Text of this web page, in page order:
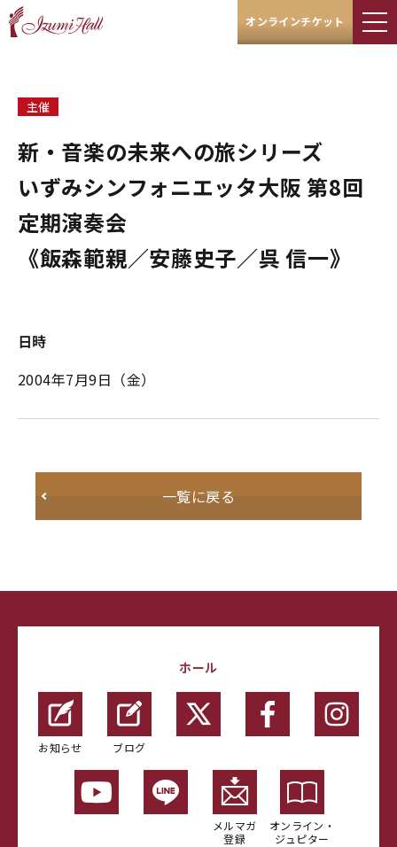
オンラインチケット
主催
新・音楽の未来への旅シリーズ
いずみシンフォニエッタ大阪 第8回
定期演奏会
《飯森範親／安藤史子／呉 信一》
日時
2004年7月9日（金）
一覧に戻る
ホール
お知らせ ブログ
メルマガ
登録
オンライン・
ジュピター